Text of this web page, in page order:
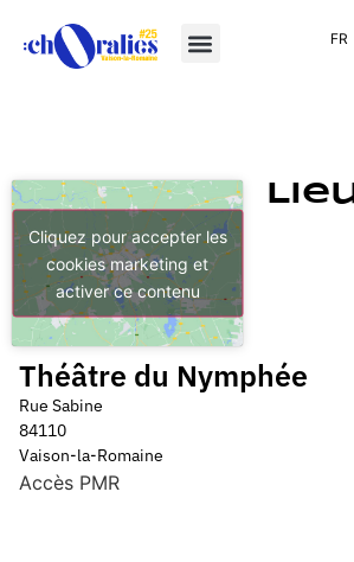
FR
Cliquez pour accepter les
cookies marketing et
activer ce contenu
Lieu
Théâtre du Nymphée
Rue Sabine
84110
Vaison-la-Romaine
Accès PMR